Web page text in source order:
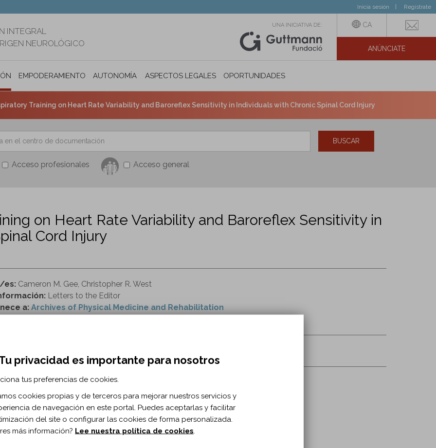
Inicia sesión Regístrate
INTEGRAL
NEUROLÓGICO
UNA INICIATIVA DE: CA
ANÚNCIATE
EMPODERAMIENTO AUTONOMÍA PERSONAL E INCLUSIÓN SOCIAL
ASPECTOS LEGALES OPORTUNIDADES
Training on Heart Rate Variability and Baroreflex Sensitivity in Individuals with Chronic Spinal Cord Injury
Acceso profesionales Acceso general
BUSCAR
on Heart Rate Variability and Baroreflex Sensitivity in
Cord Injury
es: Cameron M. Gee, Christopher R. West
Letters to the Editor
a: Archives of Physical Medicine and Rehabilitation
BIBLIOGRÁFICA
2018
Phys Med Rehabil. 2018;99(4)
documento: Carta al editor
documento:Inglés
privacidad es importante para nosotros
tus preferencias de cookies.
cookies propias y de terceros para mejorar nuestros servicios y
de navegación en este portal. Puedes aceptarlas y facilitar
del site o configurar las cookies de forma personalizada.
más información? Lee nuestra política de cookies